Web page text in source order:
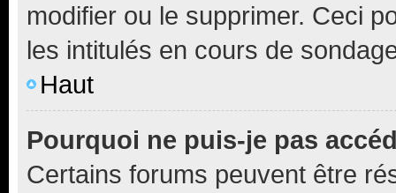
modifier ou le supprimer. Ceci
les intitulés en cours de
Haut
Pourquoi ne puis-je pas
Certains forums peuvent être